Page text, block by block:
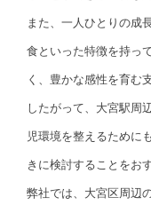
また、一人ひとりの成
食といった特徴を持っ
く、豊かな感性を育む
したがって、大宮駅周
児環境を整えるために
きに検討することをお
弊社では、大宮区周辺